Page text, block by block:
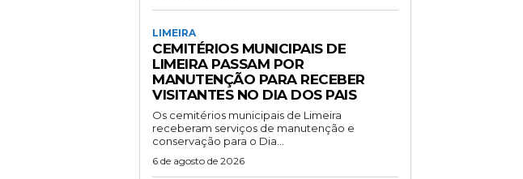
LIMEIRA
CEMITÉRIOS MUNICIPAIS DE
LIMEIRA PASSAM POR
MANUTENÇÃO PARA RECEBER
VISITANTES NO DIA DOS PAIS
Os cemitérios municipais de Limeira
receberam serviços de manutenção e
conservação para o Dia...
6 de agosto de 2026